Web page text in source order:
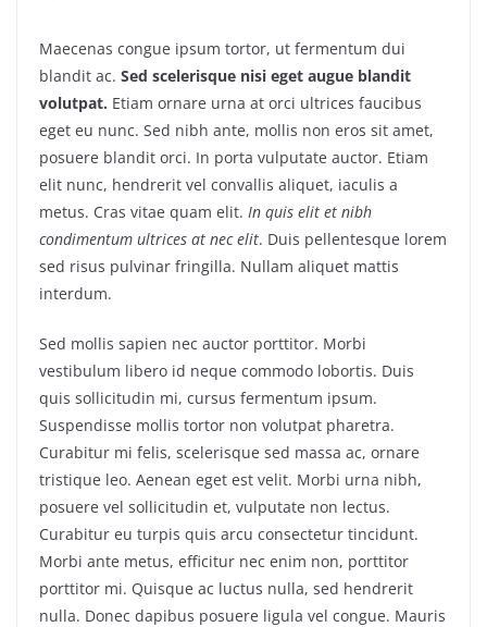
Maecenas congue ipsum tortor, ut fermentum dui
blandit ac. Sed scelerisque nisi eget augue blandit
volutpat. Etiam ornare urna at orci ultrices faucibus
eget eu nunc. Sed nibh ante, mollis non eros sit amet,
posuere blandit orci. In porta vulputate auctor. Etiam
elit nunc, hendrerit vel convallis aliquet, iaculis a
metus. Cras vitae quam elit. In quis elit et nibh
condimentum ultrices at nec elit. Duis pellentesque lorem
sed risus pulvinar fringilla. Nullam aliquet mattis
interdum.
Sed mollis sapien nec auctor porttitor. Morbi
vestibulum libero id neque commodo lobortis. Duis
quis sollicitudin mi, cursus fermentum ipsum.
Suspendisse mollis tortor non volutpat pharetra.
Curabitur mi felis, scelerisque sed massa ac, ornare
tristique leo. Aenean eget est velit. Morbi urna nibh,
posuere vel sollicitudin et, vulputate non lectus.
Curabitur eu turpis quis arcu consectetur tincidunt.
Morbi ante metus, efficitur nec enim non, porttitor
porttitor mi. Quisque ac luctus nulla, sed hendrerit
nulla. Donec dapibus posuere ligula vel congue. Mauris